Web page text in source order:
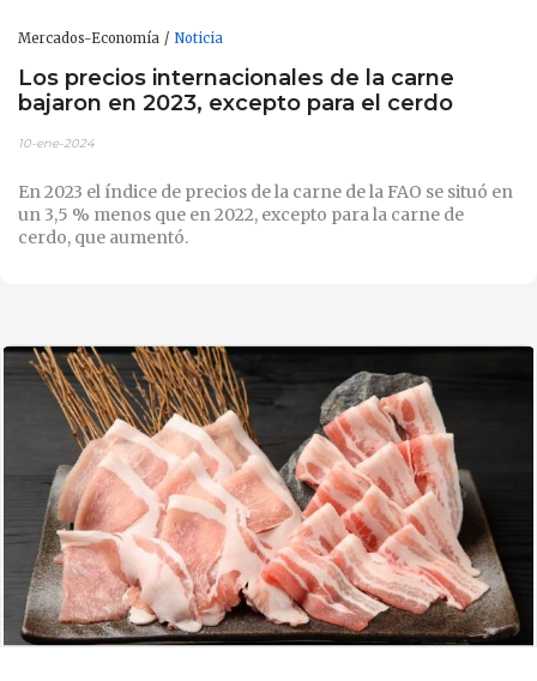
Mercados-Economía Noticia
Los precios internacionales de la carne
bajaron en 2023, excepto para el cerdo
10-ene-2024
En 2023 el índice de precios de la carne de la FAO se situó en
un 3,5 % menos que en 2022, excepto para la carne de
cerdo, que aumentó.